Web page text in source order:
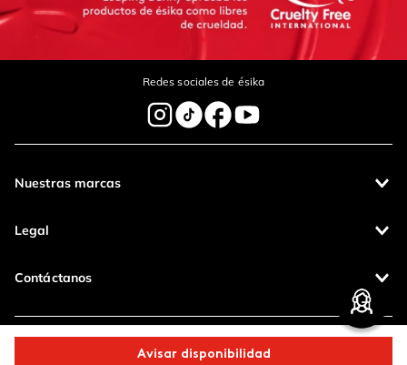
Avisar disponibilidad
Redes sociales de ésika
Nuestras marcas
Legal
Contáctanos
Pagos 100%
Entregas a todo
el país